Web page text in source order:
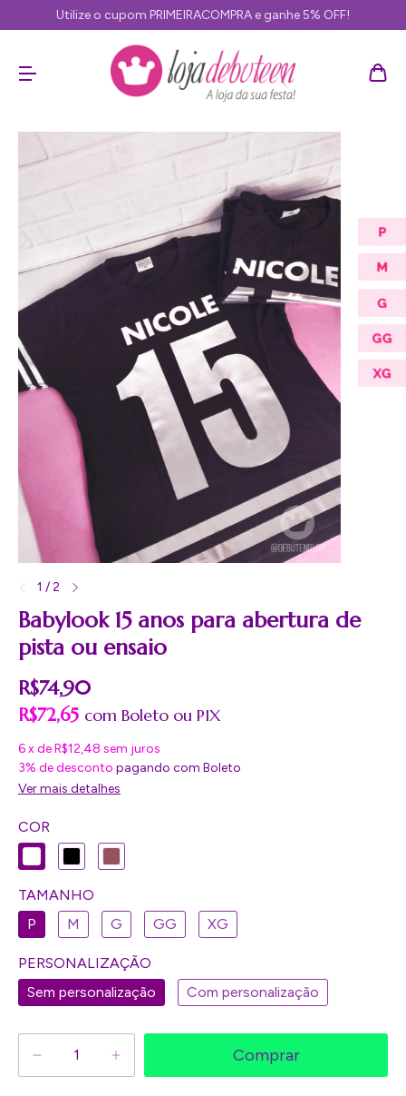
Utilize o cupom PRIMEIRACOMPRA e ganhe 5% OFF!
1 /2
Babylook 15 anos para abertura de
pista ou ensaio
R$74,90
R$72,65 com Boleto
6xdeR$12,48 sem juros
3% de desconto pagando com Boleto
Ver mais detalhes
COR
TAMANHO
P
M G GG XG
PERSONALIZAÇÃO
Sem personalização
Com personalização